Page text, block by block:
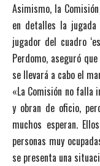
Asimismo, la
en detalles la
jugador del cuadro
Perdomo, aseguró
se llevará a cabo el
«La Comisión no falla
y obran de oficio,
muchos esperan.
personas muy
se presenta una